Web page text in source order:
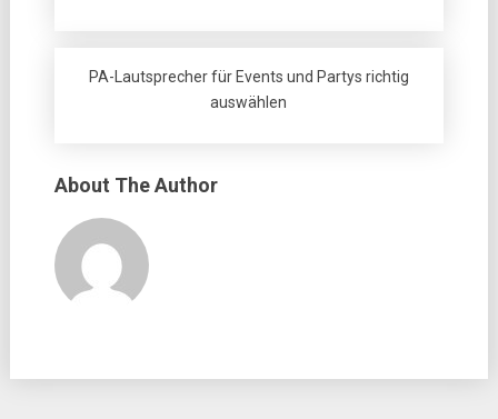
PA-Lautsprecher für Events und Partys richtig
auswählen
About The Author